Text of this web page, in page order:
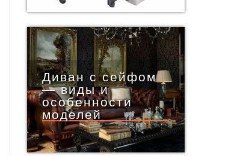
Диван с сейфом
— виды и
особенности
моделей